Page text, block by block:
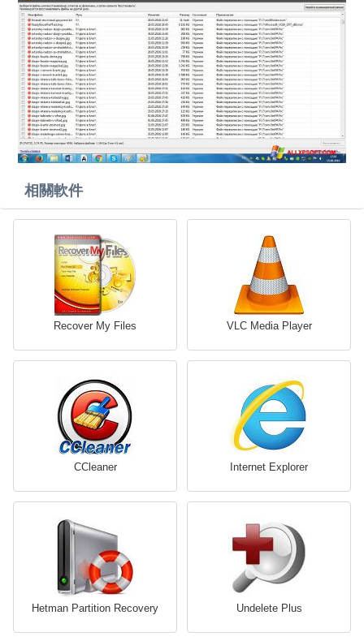
相關軟件
Recover My Files VLC Media Player
CCleaner Internet Explorer
Hetman Partition Recovery Undelete Plus